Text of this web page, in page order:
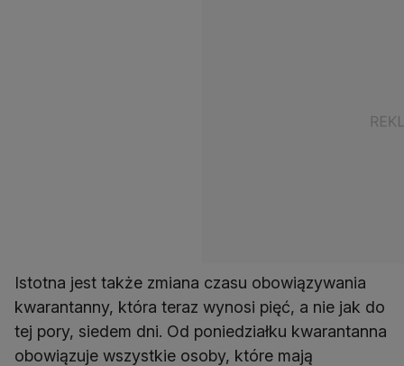
Istotna jest także zmiana czasu obowiązywania
kwarantanny, która teraz wynosi pięć, a nie jak do
tej pory, siedem dni. Od poniedziałku kwarantanna
obowiązuje wszystkie osoby, które mają